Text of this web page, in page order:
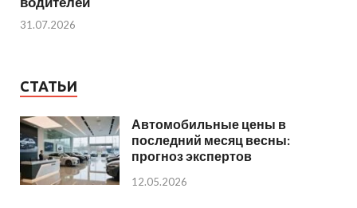
31.07.2026
СТАТЬИ
Автомобильные цены в
последний месяц весны:
прогноз экспертов
12.05.2026